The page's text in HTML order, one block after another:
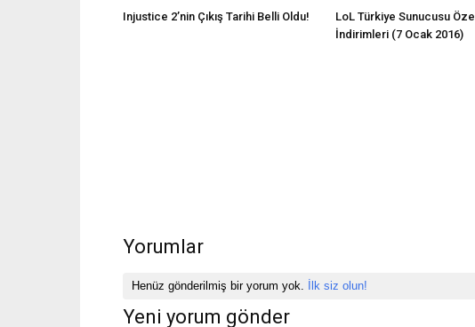
Injustice 2’nin Çıkış Tarihi Belli Oldu!
LoL Türkiye Sunucusu Özel
İndirimleri (7 Ocak 2016)
Yorumlar
Henüz gönderilmiş bir yorum yok. İlk siz olun!
Yeni yorum gönder